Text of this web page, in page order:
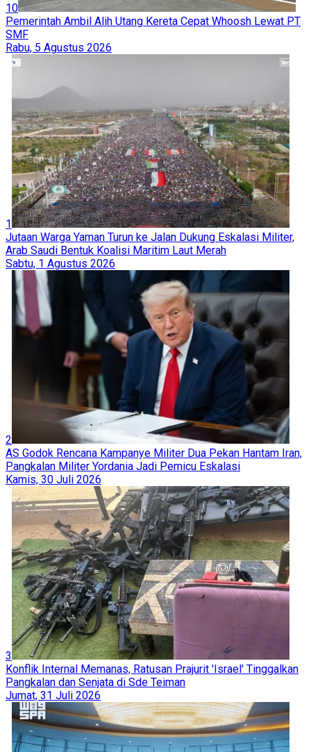
10
Pemerintah Ambil Alih Utang Kereta Cepat Whoosh Lewat PT
SMF
Rabu, 5 Agustus 2026
1
Jutaan Warga Yaman Turun ke Jalan Dukung Eskalasi Militer,
Arab Saudi Bentuk Koalisi Maritim Laut Merah
Sabtu, 1 Agustus 2026
2
AS Godok Rencana Kampanye Militer Dua Pekan Hantam Iran,
Pangkalan Militer Yordania Jadi Pemicu Eskalasi
Kamis, 30 Juli 2026
3
Konflik Internal Memanas, Ratusan Prajurit 'Israel' Tinggalkan
Pangkalan dan Senjata di Sde Teiman
Jumat, 31 Juli 2026